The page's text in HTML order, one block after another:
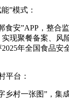
”模式：
食安”APP，整合
实现聚餐备案、风
年全国食品安
平台：
乡村一张图”，集